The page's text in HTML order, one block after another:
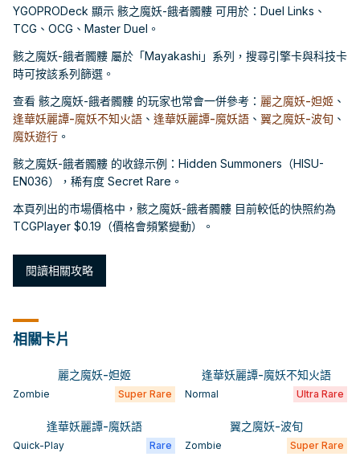
YGOPRODeck 顯示 骸之魔妖-餓者髑髏 可用於：Duel Links、
TCG、OCG、Master Duel。
骸之魔妖-餓者髑髏 屬於「Mayakashi」系列，搜尋引擎卡與科技卡
時可按該系列篩選。
查看 骸之魔妖-餓者髑髏 的玩家也常會一併參考： 麗之魔妖-妲姬 、
逢華妖麗譚-魔妖不知火語 、 逢華妖麗譚-魔妖語 、 翼之魔妖-波旬 、
魔妖遊行 。
骸之魔妖-餓者髑髏 的收錄示例：Hidden Summoners（HISU-
EN036），稀有度 Secret Rare。
本頁列出的市場價格中，骸之魔妖-餓者髑髏 目前較低的快照約為
TCGPlayer $0.19（價格會頻繁變動）。
閱讀相關攻略
相關卡片
麗之魔妖-妲姬
Zombie Super Rare
逢華妖麗譚-魔妖不知火語
Normal Ultra Rare
逢華妖麗譚-魔妖語
Quick-Play Rare
翼之魔妖-波旬
Zombie Super Rare